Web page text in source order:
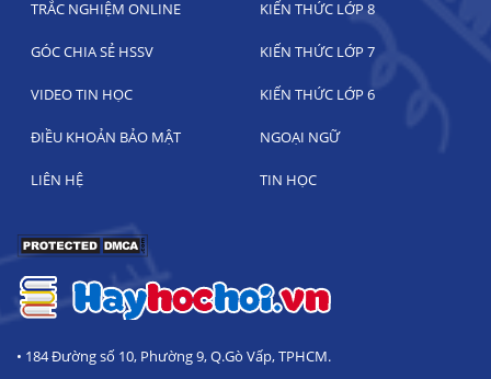
TRẮC NGHIỆM ONLINE KIẾN THỨC LỚP 8
GÓC CHIA SẺ HSSV KIẾN THỨC LỚP 7
VIDEO TIN HỌC KIẾN THỨC LỚP 6
ĐIỀU KHOẢN BẢO MẬT NGOẠI NGỮ
LIÊN HỆ TIN HỌC
• 184 Đường số 10, Phường 9, Q.Gò Vấp, TPHCM.